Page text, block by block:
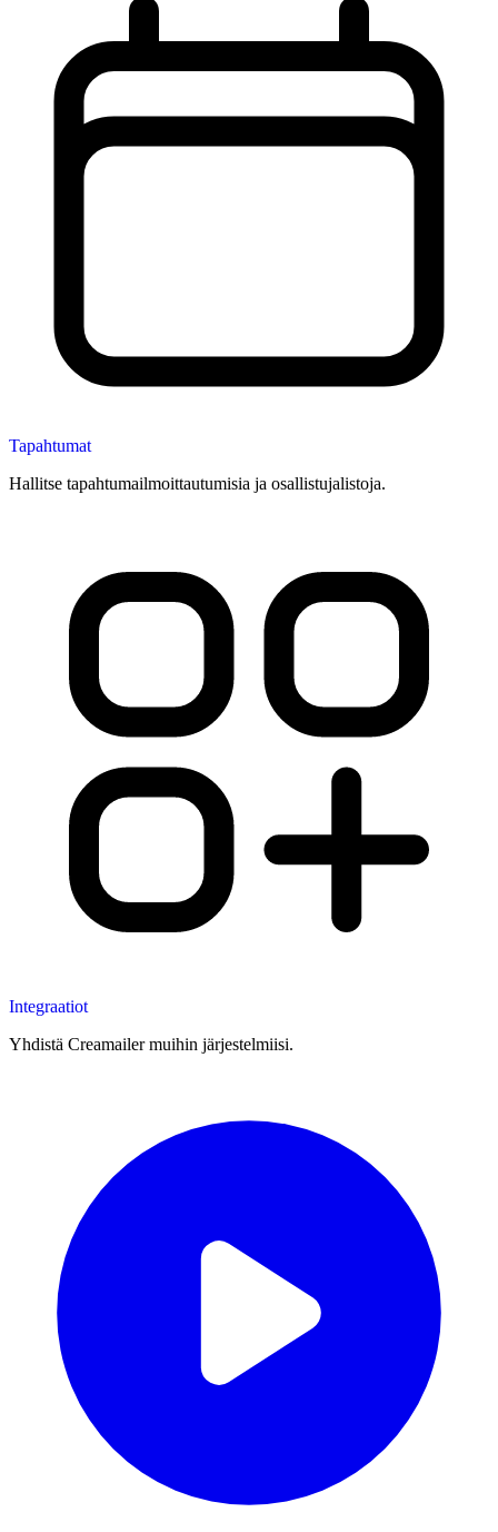
Tapahtumat
Hallitse tapahtumailmoittautumisia ja osallistujalistoja.
Integraatiot
Yhdistä Creamailer muihin järjestelmiisi.